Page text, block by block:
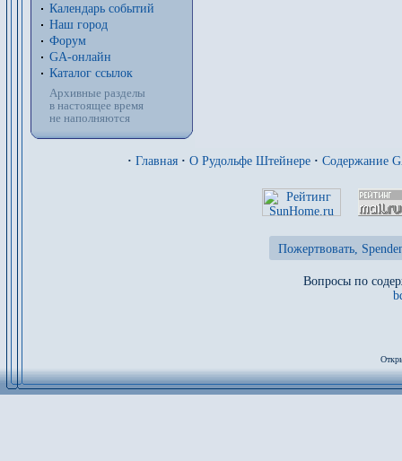
Календарь событий
Наш город
Форум
GA-онлайн
Каталог ссылок
Архивные разделы
в настоящее время
не наполняются
· Главная · О Рудольфе Штейнере · Содержание
Пожертвовать,
Вопросы по